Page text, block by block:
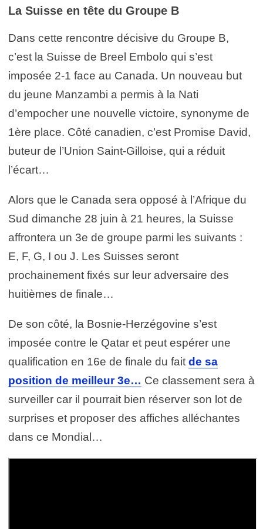
La Suisse en tête du Groupe B
Dans cette rencontre décisive du Groupe B,
c’est la Suisse de Breel Embolo qui s’est
imposée 2-1 face au Canada. Un nouveau but
du jeune Manzambi a permis à la Nati
d’empocher une nouvelle victoire, synonyme de
1ère place. Côté canadien, c’est Promise David,
buteur de l’Union Saint-Gilloise, qui a réduit
l’écart…
Alors que le Canada sera opposé à l’Afrique du
Sud dimanche 28 juin à 21 heures, la Suisse
affrontera un 3e de groupe parmi les suivants :
E, F, G, I ou J. Les Suisses seront
prochainement fixés sur leur adversaire des
huitièmes de finale…
De son côté, la Bosnie-Herzégovine s’est
imposée contre le Qatar et peut espérer une
qualification en 16e de finale du fait de sa
position de meilleur 3e… Ce classement sera à
surveiller car il pourrait bien réserver son lot de
surprises et proposer des affiches alléchantes
dans ce Mondial…